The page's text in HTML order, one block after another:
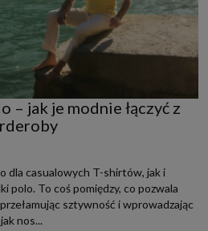
– jak je modnie łączyć z
dla casualowych T-shirtów, jak i
polo. To coś pomiędzy, co pozwala
sztywność i wprowadzając
nos...